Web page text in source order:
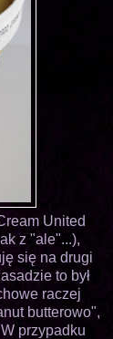
United
z "ale"...),
się na drugi
to był
raczej
butterowo",
przypadku